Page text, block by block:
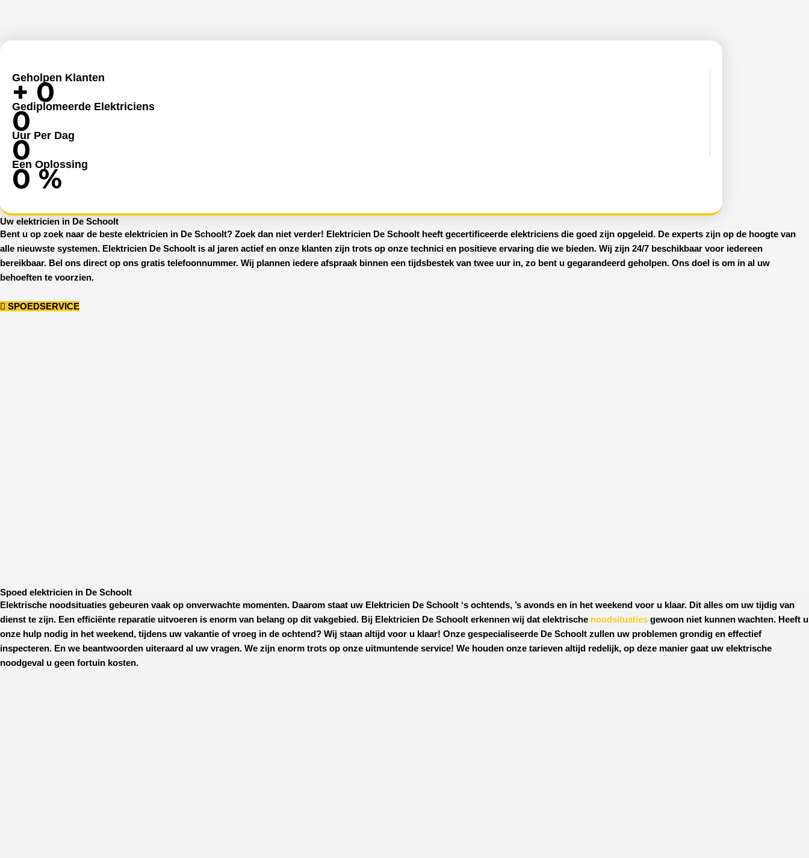
Geholpen Klanten
+ 0
Gediplomeerde Elektriciens
0
Uur Per Dag
0
Een Oplossing
0 %
Uw elektricien in De Schoolt
Bent u op zoek naar de beste elektricien in De Schoolt? Zoek dan niet verder! Elektricien De Schoolt heeft gecertificeerde elektriciens die goed zijn opgeleid. De experts zijn op de hoogte van
alle nieuwste systemen. Elektricien De Schoolt is al jaren actief en onze klanten zijn trots op onze technici en positieve ervaring die we bieden. Wij zijn 24/7 beschikbaar voor iedereen
bereikbaar. Bel ons direct op ons gratis telefoonnummer. Wij plannen iedere afspraak binnen een tijdsbestek van twee uur in, zo bent u gegarandeerd geholpen. Ons doel is om in al uw
behoeften te voorzien.
SPOEDSERVICE
Spoed elektricien in De Schoolt
Elektrische noodsituaties gebeuren vaak op onverwachte momenten. Daarom staat uw Elektricien De Schoolt ‘s ochtends, ’s avonds en in het weekend voor u klaar. Dit alles om uw tijdig van
dienst te zijn. Een efficiënte reparatie uitvoeren is enorm van belang op dit vakgebied. Bij Elektricien De Schoolt erkennen wij dat elektrische noodsituaties gewoon niet kunnen wachten. Heeft u
onze hulp nodig in het weekend, tijdens uw vakantie of vroeg in de ochtend? Wij staan altijd voor u klaar! Onze gespecialiseerde De Schoolt zullen uw problemen grondig en effectief
inspecteren. En we beantwoorden uiteraard al uw vragen. We zijn enorm trots op onze uitmuntende service! We houden onze tarieven altijd redelijk, op deze manier gaat uw elektrische
noodgeval u geen fortuin kosten.